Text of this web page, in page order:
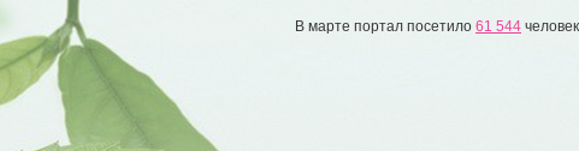
В марте портал посетило 61 544